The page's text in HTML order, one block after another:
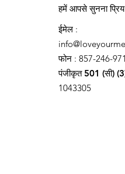
हमें आपसे सुनना
ईमेल :
फोन : 857-246-
पंजीकृत 501 (सी)
1043305